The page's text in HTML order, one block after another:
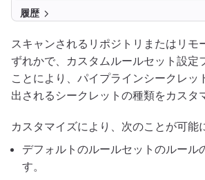
履歴
スキャンされるリポジトリまたはリモ
ずれかで、カスタムルールセット設定
ことにより、パイプラインシークレッ
出されるシークレットの種類をカスタ
カスタマイズにより、次のことが可能
デフォルトのルールセットのルール
す。